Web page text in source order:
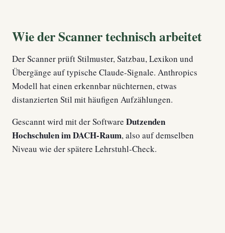
Wie der Scanner technisch arbeitet
Der Scanner prüft Stilmuster, Satzbau, Lexikon und
Übergänge auf typische Claude-Signale. Anthropics
Modell hat einen erkennbar nüchternen, etwas
distanzierten Stil mit häufigen Aufzählungen.
Gescannt wird mit der Software Dutzenden
Hochschulen im DACH-Raum, also auf demselben
Niveau wie der spätere Lehrstuhl-Check.